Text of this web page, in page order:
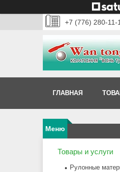
+7 (776) 280-11-
ГЛАВНАЯ
Товары и услуги
Рулонные